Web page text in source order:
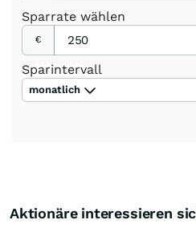
Sparrate wählen
€
Sparintervall
monatlich
Aktionäre interessieren